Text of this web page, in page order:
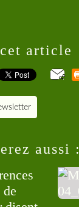
article
aussi :